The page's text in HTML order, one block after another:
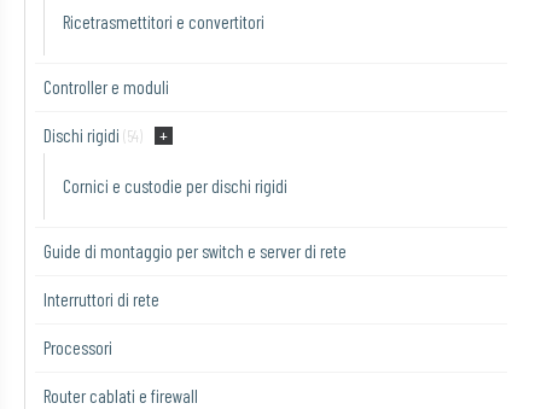
Ricetrasmettitori e convertitori
Controller e moduli
Dischi rigidi (54)
Cornici e custodie per dischi rigidi
Guide di montaggio per switch e server di rete
Interruttori di rete
Processori
Router cablati e firewall